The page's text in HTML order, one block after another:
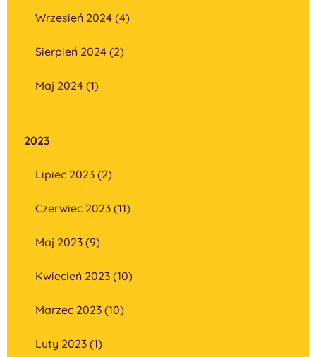
Wrzesień 2024 (4)
Sierpień 2024 (2)
Maj 2024 (1)
2023
Lipiec 2023 (2)
Czerwiec 2023 (11)
Maj 2023 (9)
Kwiecień 2023 (10)
Marzec 2023 (10)
Luty 2023 (1)